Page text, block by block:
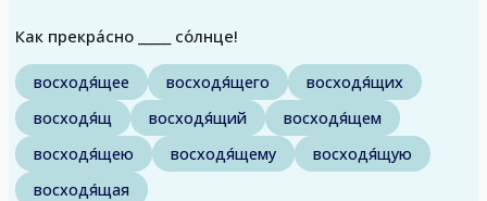
Как прекра́сно _____ со́лнце!
восходя́щее восходя́щего
восходя́щих
восходя́щ
восходя́щий
восходя́щем
восходя́щею
восходя́щему
восходя́щую
восходя́щая